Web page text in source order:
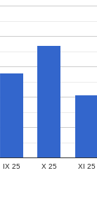
IX 25 X 25 XI 25